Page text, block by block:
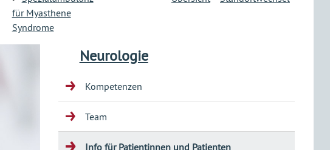
für Myasthene
Syndrome
Neurologie
Kompetenzen
Team
Info für Patientinnen und Patienten